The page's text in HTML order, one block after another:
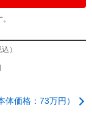
）
体価格：73万円）